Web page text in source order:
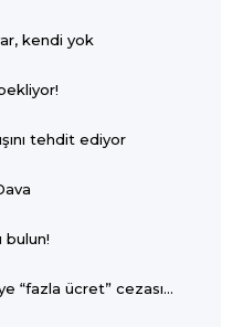
kendi yok
tehdit ediyor
bulun!
“fazla ücret” cezası…